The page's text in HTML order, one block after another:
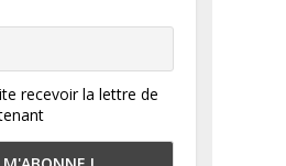
recevoir la lettre de